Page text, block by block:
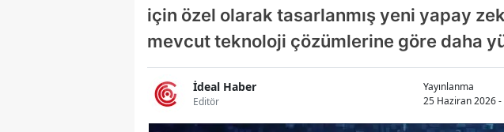
için özel olarak tasarlanmış yeni yapay
mevcut teknoloji çözümlerine göre daha
İdeal Haber
Editör
Yayınlanma
25 Haziran 2026 -